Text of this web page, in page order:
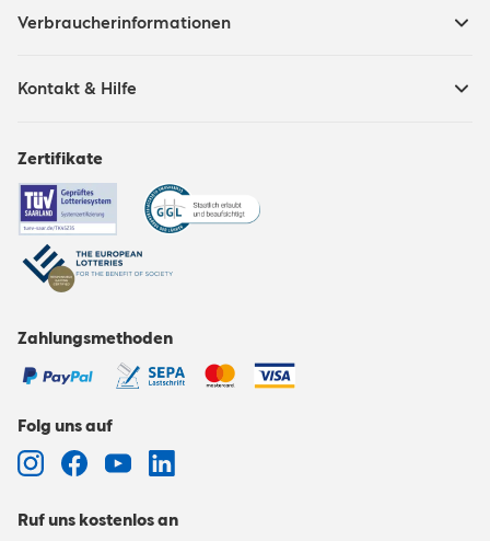
Verbraucherinformationen
Kontakt & Hilfe
Zertifikate
Zahlungsmethoden
Folg uns auf
Ruf uns kostenlos an